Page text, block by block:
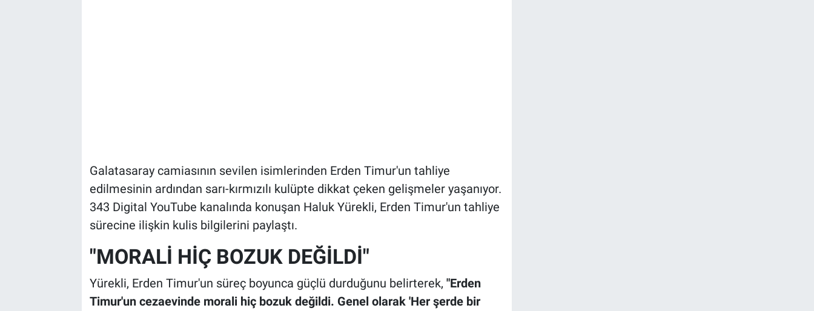
Galatasaray camiasının sevilen isimlerinden Erden Timur'un tahliye
edilmesinin ardından sarı-kırmızılı kulüpte dikkat çeken gelişmeler yaşanıyor.
343 Digital YouTube kanalında konuşan Haluk Yürekli, Erden Timur'un tahliye
sürecine ilişkin kulis bilgilerini paylaştı.
"MORALİ HİÇ BOZUK DEĞİLDİ"
Yürekli, Erden Timur'un süreç boyunca güçlü durduğunu belirterek, "Erden
Timur'un cezaevinde morali hiç bozuk değildi. Genel olarak 'Her şerde bir